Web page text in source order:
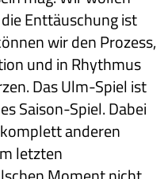
Enttäuschung ist
wir den Prozess,
und in Rhythmus
Das Ulm-Spiel ist
Saison-Spiel. Dabei
anderen
letzten